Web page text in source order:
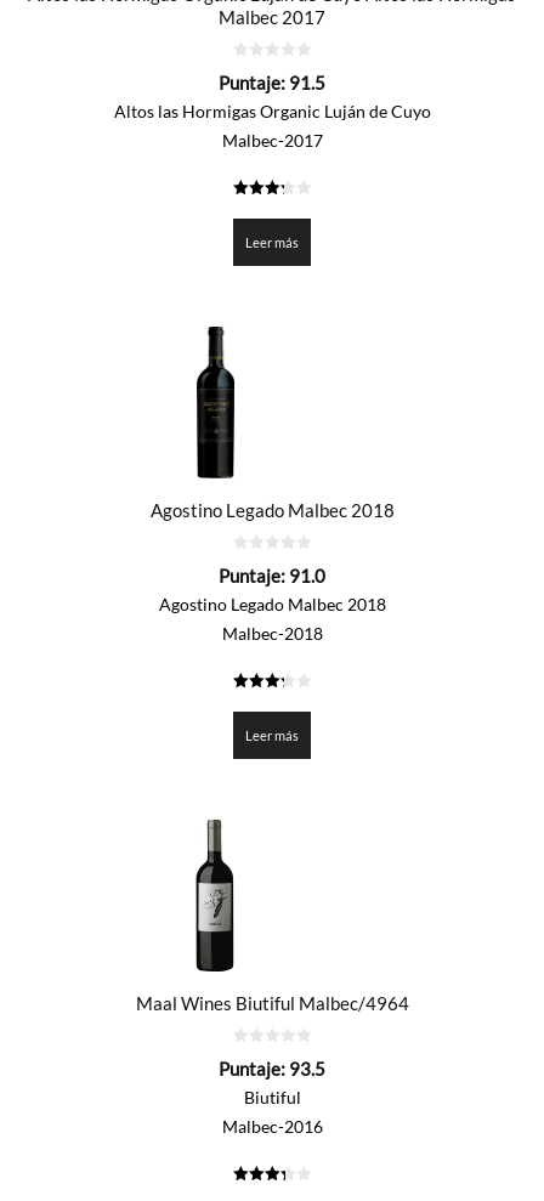
Malbec 2017
de
Puntaje: 91.5
Altos las Hormigas Organic Luján de Cuyo
Malbec-2017
Leer más
Agostino Legado Malbec 2018
de
Puntaje: 91.0
Agostino Legado Malbec 2018
Malbec-2018
de 5
Leer más
Maal Wines Biutiful Malbec/4964
de
Puntaje: 93.5
Biutiful
Malbec-2016